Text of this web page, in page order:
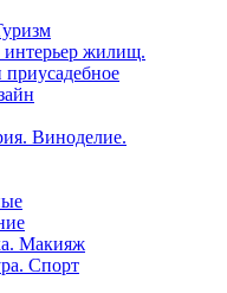
интерьер жилищ.
Виноделие.
Макияж
Спорт